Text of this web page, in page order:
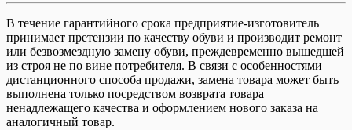
В течение гарантийного срока предприятие-изготовитель
принимает претензии по качеству обуви и производит ремонт
или безвозмездную замену обуви, преждевременно вышедшей
из строя не по вине потребителя. В связи с особенностями
дистанционного способа продажи, замена товара может быть
выполнена только посредством возврата товара
ненадлежащего качества и оформлением нового заказа на
аналогичный товар.